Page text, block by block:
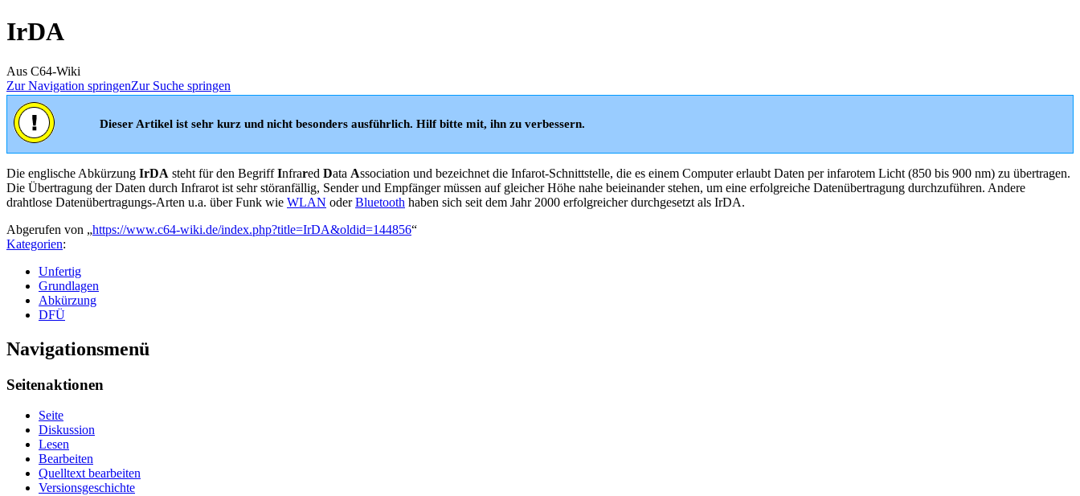
IrDA
Aus C64-Wiki
Zur Navigation springenZur Suche springen
Dieser Artikel ist sehr kurz und nicht besonders ausführlich. Hilf bitte mit, ihn zu verbessern.
Die englische Abkürzung IrDA steht für den BegriffInfrared Data Association und bezeichnet die Infarot-Schnittstelle, die es einem Computer erlaubt Daten per infarotem Licht (850 bis 900 nm) zu übertragen.
Die Übertragung der Daten durch Infrarot ist sehr störanfällig, Sender und Empfänger müssen auf gleicher Höhe nahe beieinander stehen, um eine erfolgreiche Datenübertragung durchzuführen. Andere
drahtlose Datenübertragungs-Arten u.a. über Funk wie WLAN oderBluetooth haben sich seit dem Jahr 2000 erfolgreicher durchgesetzt als IrDA.
Abgerufen von „https://www.c64-wiki.de/index.php?title=IrDA&oldid=144856“
Kategorien:
Unfertig
Grundlagen
Abkürzung
DFÜ
Navigationsmenü
Seitenaktionen
Seite
Diskussion
Lesen
Bearbeiten
Quelltext bearbeiten
Versionsgeschichte